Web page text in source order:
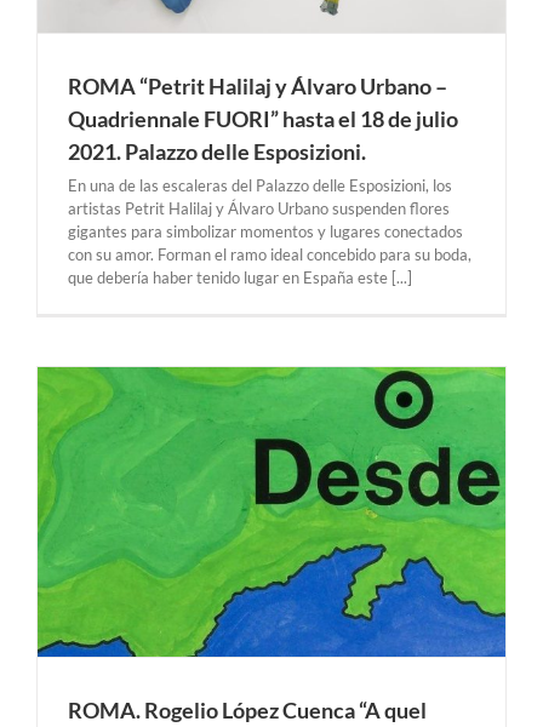
ROMA “Petrit Halilaj y Álvaro Urbano –
Quadriennale FUORI” hasta el 18 de julio
2021. Palazzo delle Esposizioni.
En una de las escaleras del Palazzo delle Esposizioni, los
artistas Petrit Halilaj y Álvaro Urbano suspenden flores
gigantes para simbolizar momentos y lugares conectados
con su amor. Forman el ramo ideal concebido para su boda,
que debería haber tenido lugar en España este [...]
ROMA. Rogelio López Cuenca “A quel